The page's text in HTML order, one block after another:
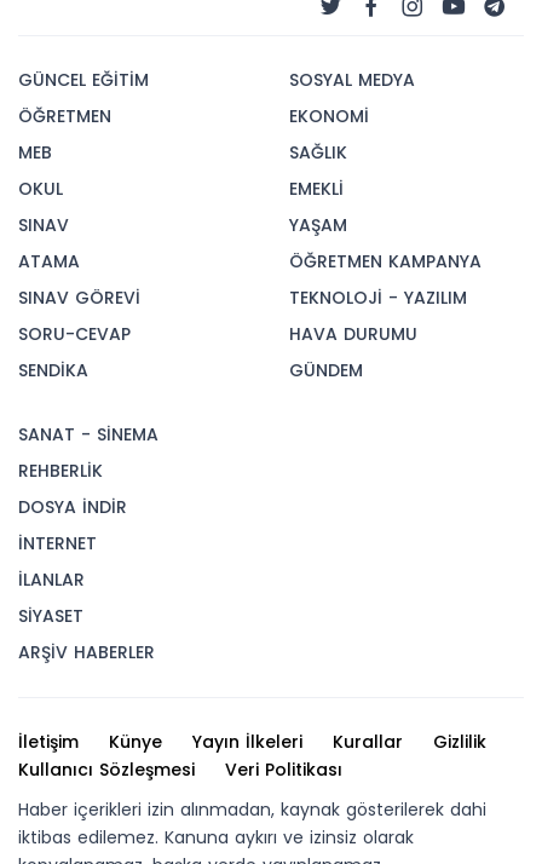
GÜNCEL EĞİTİM
ÖĞRETMEN
MEB
OKUL
SINAV
ATAMA
SINAV GÖREVİ
SORU-CEVAP
SENDİKA
SOSYAL MEDYA
EKONOMİ
SAĞLIK
EMEKLİ
YAŞAM
ÖĞRETMEN KAMPANYA
TEKNOLOJİ - YAZILIM
HAVA DURUMU
GÜNDEM
SANAT - SİNEMA
REHBERLİK
DOSYA İNDİR
İNTERNET
İLANLAR
SİYASET
ARŞİV HABERLER
İletişim Künye Yayın İlkeleri Kurallar
Gizlilik
Kullanıcı Sözleşmesi
Veri Politikası
Haber içerikleri izin alınmadan, kaynak gösterilerek dahi
iktibas edilemez. Kanuna aykırı ve izinsiz olarak